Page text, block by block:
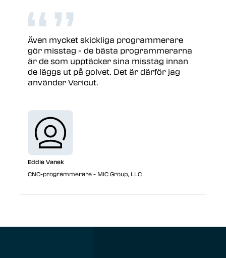
Även mycket skickliga programmerare
gör misstag - de bästa programmerarna
är de som upptäcker sina misstag innan
de läggs ut på golvet. Det är därför jag
använder Vericut.
Eddie Vanek
CNC-programmerare - MIC Group, LLC